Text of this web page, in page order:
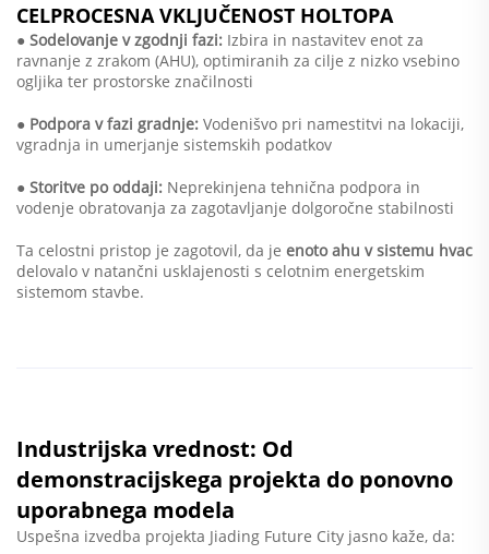
CELPROCESNA VKLJUČENOST HOLTOPA
● Sodelovanje v zgodnji fazi: Izbira in nastavitev enot za
ravnanje z zrakom (AHU), optimiranih za cilje z nizko vsebino
ogljika ter prostorske značilnosti
● Podpora v fazi gradnje: Vodenišvo pri namestitvi na lokaciji,
vgradnja in umerjanje sistemskih podatkov
● Storitve po oddaji: Neprekinjena tehnična podpora in
vodenje obratovanja za zagotavljanje dolgoročne stabilnosti
Ta celostni pristop je zagotovil, da je enoto ahu v sistemu hvac
delovalo v natančni usklajenosti s celotnim energetskim
sistemom stavbe.
Industrijska vrednost: Od
demonstracijskega projekta do ponovno
uporabnega modela
Uspešna izvedba projekta Jiading Future City jasno kaže, da: